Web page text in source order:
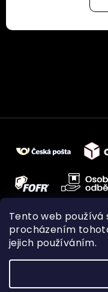
Tento web používá
procházením
jejich používáním.